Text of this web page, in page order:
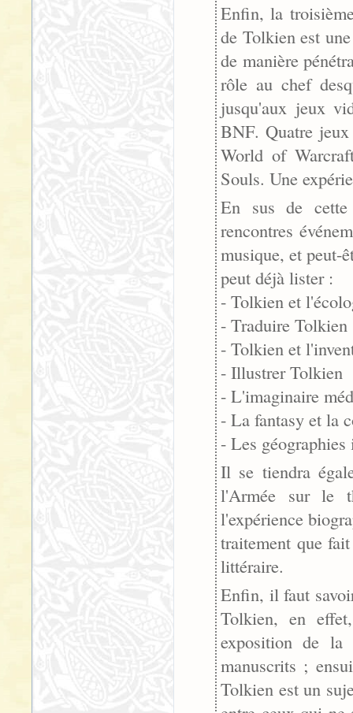
Enfin, la
de Tolkien est
de manière
rôle au chef
jusqu'aux jeux
BNF. Quatre
World of
Souls. Une
En sus de cette
rencontres
musique, et peut-
peut déjà lister :
- Tolkien et
- Traduire Tolkien
- Tolkien et
- Illustrer Tolkien
- L'imaginaire
- La fantasy et la
- Les
Il se tiendra
l'Armée sur le
l'expérience
traitement que
littéraire.
Enfin, il faut
Tolkien, en
exposition de la
manuscrits ;
Tolkien est un